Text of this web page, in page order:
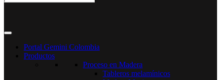
Portal Gemini Colombia
Productos
Proceso en Madera
Tableros melamínicos